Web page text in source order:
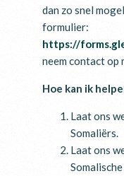
dan zo snel
formulier:
https://
neem contact op
Hoe kan ik
Laat ons
Somaliërs.
Laat ons